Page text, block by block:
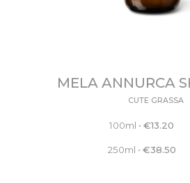
MELA ANNURCA
CUTE GRASSA
100ml •€13.20
250ml • €38.50